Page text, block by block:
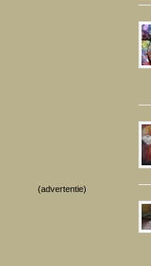
(advertentie)